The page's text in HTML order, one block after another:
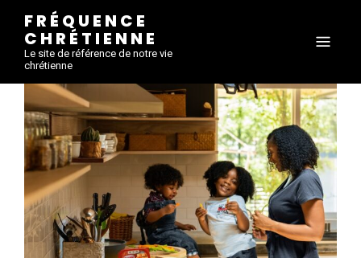
FRÉQUENCE
CHRÉTIENNE
Le site de référence de notre vie
chrétienne